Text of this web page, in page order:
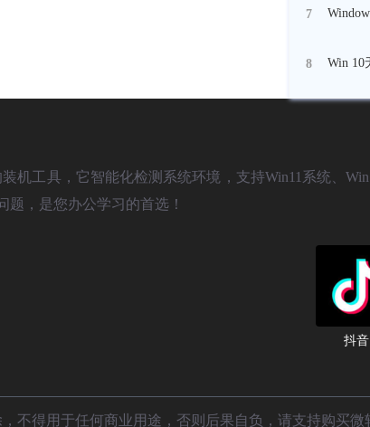
7
8
机工具，它智能化检测系统环境，支持Win11系统、
，是您办公学习的首选！
抖音
不得用于任何商业用途，否则后果自负，请支持购买微